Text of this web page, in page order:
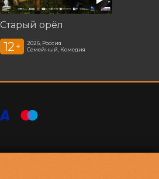
Старый орёл
12 +
2026, Россия
Семейный, Комедия